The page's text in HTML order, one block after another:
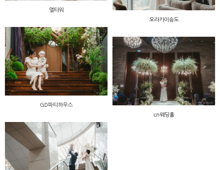
엘타워
오라카이송도
GD파티하우스
cn웨딩홀